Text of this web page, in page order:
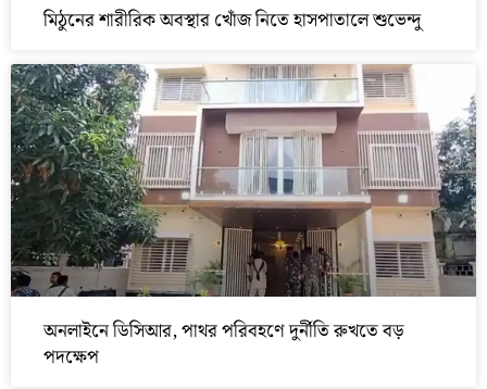
মিঠুনের শারীরিক অবস্থার খোঁজ নিতে হাসপাতালে শুভেন্দু
অনলাইনে ডিসিআর, পাথর পরিবহণে দুর্নীতি রুখতে বড়
পদক্ষেপ